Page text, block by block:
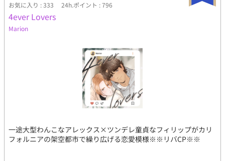
お気に入り : 333 24h.ポイント : 796
4ever Lovers
Marion
一途大型わんこなアレックス×ツンデレ童貞なフィリップがカリ
フォルニアの架空都市で繰り広げる恋愛模様※※リバCP※※